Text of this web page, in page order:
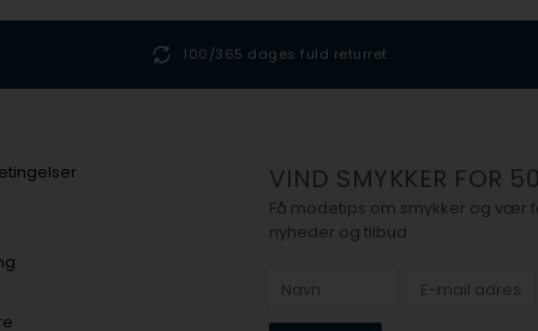
100/365 dages fuld returret
VIND SMYKKER FOR
Få modetips om smykker og vær
nyheder og tilbud